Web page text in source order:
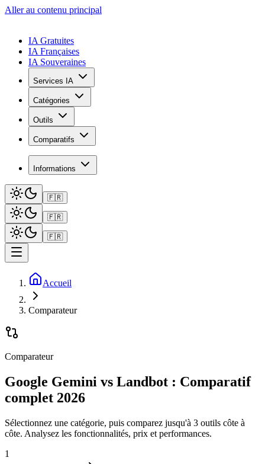
Aller au contenu principal
IA Gratuites
IA Françaises
IA Souveraines
Services IA
Catégories
Outils
Comparatifs
Informations
🇫🇷
🇫🇷
🇫🇷
Accueil
Comparateur
Comparateur
Google Gemini vs Landbot : Comparatif
complet 2026
Sélectionnez une catégorie, puis comparez jusqu'à 3 outils côte à
côte. Analysez les fonctionnalités, prix et performances.
1